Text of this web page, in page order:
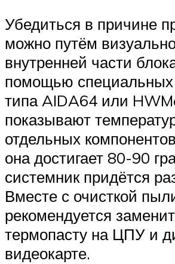
Убедиться в причине
можно путём
внутренней части
помощью специальных
типа AIDA64 или
показывают
отдельных
она достигает 80-90
системник придётся
Вместе с очисткой
рекомендуется
термопасту на ЦПУ и
видеокарте.